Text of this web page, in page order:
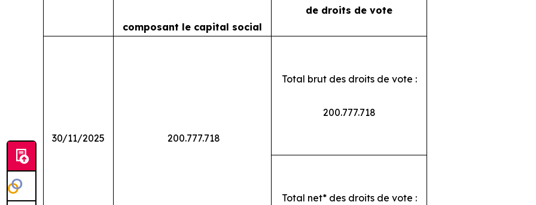
composant le capital social
de droits de vote
30/11/2025 200.777.718
Total brut des droits de vote :
200.777.718
Total net* des droits de vote :